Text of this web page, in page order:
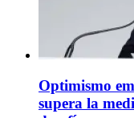
Optimismo
supera la